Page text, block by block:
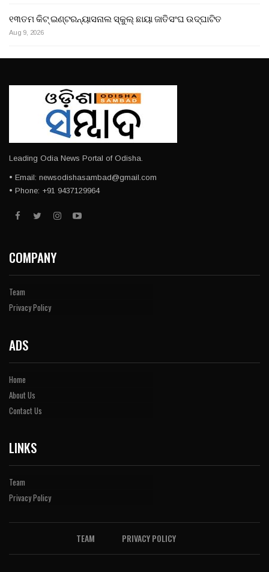
୧୩ତମ କିଟ୍ ଇଣ୍ଟରନ୍ୟାସନାଲ ସ୍କୁଲ୍ ଛାୟା ଜାତିସଂଘ ଉଦ୍‍ଘାଟିତ
Aug 9, 2026
Leading Odia News Portal of Odisha.
• Email: newsodishasambad@gmail.com
• Phone: +91 9437129964
COMPANY
Team
Privacy Policy
ADS
Home
About Us
Contact Us
LINKS
Team
Privacy Policy
TEAM PRIVACY POLICY